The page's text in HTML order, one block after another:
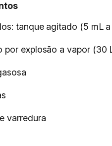
tanque agitado (5 mL
por explosão a vapor (30
varredura